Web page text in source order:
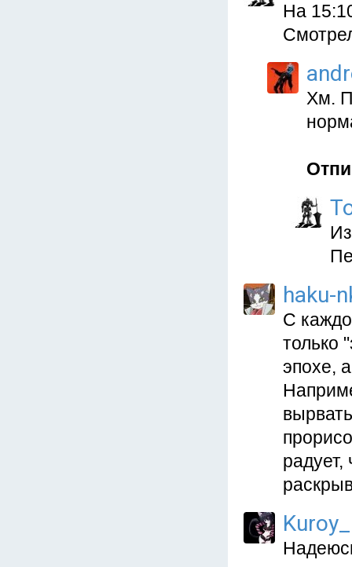
На
Хм.
haku-
С
только
эпохе,
радует,